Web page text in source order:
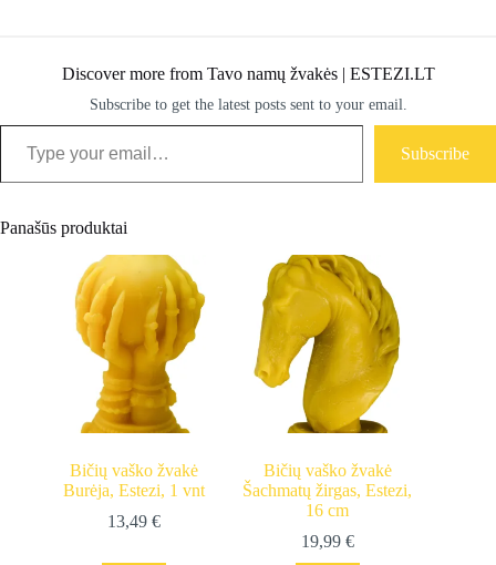
Discover more from Tavo namų žvakės | ESTEZI.LT
Subscribe to get the latest posts sent to your email.
Type your email…
Subscribe
Panašūs produktai
Bičių vaško žvakė
Burėja, Estezi, 1 vnt
13,49 €
Bičių vaško žvakė
Šachmatų žirgas, Estezi,
16 cm
19,99 €